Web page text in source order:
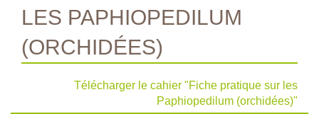
LES PAPHIOPEDILUM
(ORCHIDÉES)
Télécharger le cahier "Fiche pratique sur les
Paphiopedilum (orchidées)"